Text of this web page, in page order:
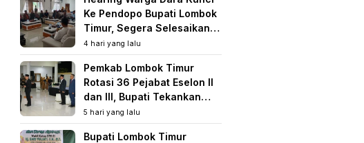
Ke Pendopo Bupati Lombok
Timur, Segera Selesaikan
Konflik Agraria Eks HGU
Tanjung Kenanga
4 hari yang lalu
Pemkab Lombok Timur
Rotasi 36 Pejabat Eselon II
dan III, Bupati Tekankan
Peningkatan Kinerja dan
Pelayanan Publik
5 hari yang lalu
Bupati Lombok Timur